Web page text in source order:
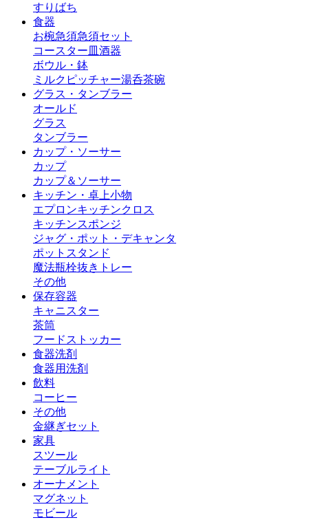
すりばち
食器
お椀急須急須セット
コースター 皿 酒器
ボウル・鉢
ミルクピッチャー湯呑茶碗
グラス・タンブラー
オールド
グラス
タンブラー
カップ・ソーサー
カップ
カップ＆ソーサー
キッチン・卓上小物
エプロンキッチンクロス
キッチンスポンジ
ジャグ・ポット・デキャンタ
ポットスタンド
魔法瓶栓抜き トレー
その他
保存容器
キャニスター
茶筒
フードストッカー
食器洗剤
食器用洗剤
飲料
コーヒー
その他
金継ぎセット
家具
スツール
テーブルライト
オーナメント
マグネット
モビール